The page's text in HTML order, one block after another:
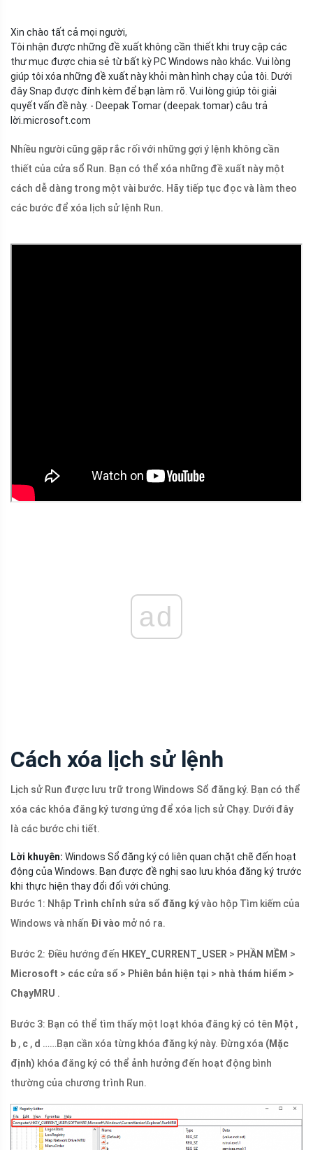
Xin chào tất cả mọi người,
Tôi nhận được những đề xuất không cần thiết khi truy cập các
thư mục được chia sẻ từ bất kỳ PC Windows nào khác. Vui lòng
giúp tôi xóa những đề xuất này khỏi màn hình chạy của tôi. Dưới
đây Snap được đính kèm để bạn làm rõ. Vui lòng giúp tôi giải
quyết vấn đề này. - Deepak Tomar (deepak.tomar) câu trả
lời.microsoft.com
Nhiều người cũng gặp rắc rối với những gợi ý lệnh không cần
thiết của cửa sổ Run. Bạn có thể xóa những đề xuất này một
cách dễ dàng trong một vài bước. Hãy tiếp tục đọc và làm theo
các bước để xóa lịch sử lệnh Run.
ad
Cách xóa lịch sử lệnh
Lịch sử Run được lưu trữ trong Windows Sổ đăng ký. Bạn có thể
xóa các khóa đăng ký tương ứng để xóa lịch sử Chạy. Dưới đây
là các bước chi tiết.
Lời khuyên: Windows Sổ đăng ký có liên quan chặt chẽ đến hoạt
động của Windows. Bạn được đề nghị sao lưu khóa đăng ký trước
khi thực hiện thay đổi đối với chúng.
Bước 1: Nhập Trình chỉnh sửa sổ đăng kývào hộp Tìm kiếm của
Windows và nhấn Đi vào mở nó ra.
Bước 2: Điều hướng đến HKEY_CURRENT_USER > PHẦN MỀM >
Microsoft > các cửa sổ > Phiên bản hiện tại > nhà thám hiểm >
ChạyMRU .
Bước 3: Bạn có thể tìm thấy một loạt khóa đăng ký có tên Một ,
b , c , d ……Bạn cần xóa từng khóa đăng ký này. Đừng xóa (Mặc
định) khóa đăng ký có thể ảnh hưởng đến hoạt động bình
thường của chương trình Run.